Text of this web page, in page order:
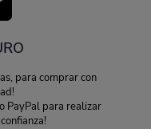
para comprar con
PayPal para realizar